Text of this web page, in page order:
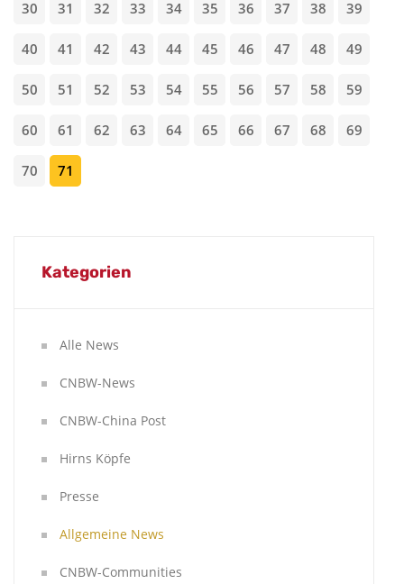
30 31 32 33 34 35 36 37 38 39
40 41 42 43 44 45 46 47 48 49
50 51 52 53 54 55 56 57 58 59
60 61 62 63 64 65 66 67 68 69
70 71
Kategorien
Alle News
CNBW-News
CNBW-China Post
Hirns Köpfe
Presse
Allgemeine News
CNBW-Communities